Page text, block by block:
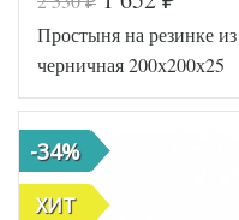
Код товара
516-709
Артикул
AL460704
8010785
Ткань
Поплин
Размер
простыни
200х200
Производитель
Простыня на резинке
черничная 200х200х25
-34%
ХИТ